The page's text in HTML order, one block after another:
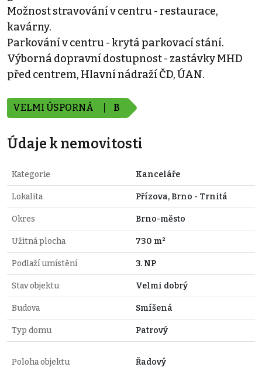
Možnost stravování v centru - restaurace,
kavárny.
Parkování v centru - krytá parkovací stání.
Výborná dopravní dostupnost - zastávky MHD
před centrem, Hlavní nádraží ČD, ÚAN.
VELMI ÚSPORNÁ B
Údaje k nemovitosti
Kategorie Kanceláře
Lokalita Přízova, Brno - Trnitá
Okres Brno-město
Užitná plocha 730 m²
Podlaží umístění 3. NP
Stav objektu Velmi dobrý
Budova Smíšená
Typ domu Patrový
Poloha objektu Řadový